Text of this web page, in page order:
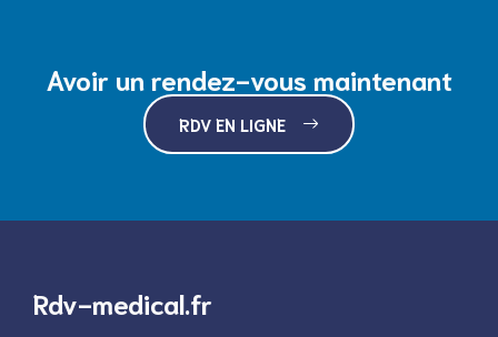
Avoir un rendez-vous maintenant
RDV EN LIGNE
Rdv-medical.fr